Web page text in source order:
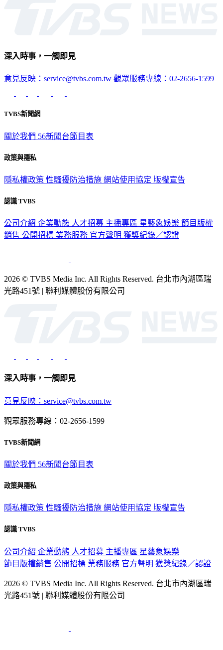
深入時事，一觸即見
意見反映：service@tvbs.com.tw 觀眾服務專線：02-2656-1599
TVBS新聞網
關於我們 56新聞台節目表
政策與隱私
隱私權政策 性騷擾防治措施 網站使用協定 版權宣告
認識 TVBS
公司介紹 企業動態 人才招募 主播專區 星藝象娛樂 節目版權
銷售 公開招標 業務服務 官方聲明 獲獎紀錄／認證
2026 © TVBS Media Inc. All Rights Reserved. 台北市內湖區瑞
光路451號 | 聯利媒體股份有限公司
深入時事，一觸即見
意見反映：service@tvbs.com.tw
觀眾服務專線：02-2656-1599
TVBS新聞網
關於我們 56新聞台節目表
政策與隱私
隱私權政策 性騷擾防治措施 網站使用協定 版權宣告
認識 TVBS
公司介紹 企業動態 人才招募 主播專區 星藝象娛樂
節目版權銷售 公開招標 業務服務 官方聲明 獲獎紀錄／認證
2026 © TVBS Media Inc. All Rights Reserved. 台北市內湖區瑞
光路451號 | 聯利媒體股份有限公司